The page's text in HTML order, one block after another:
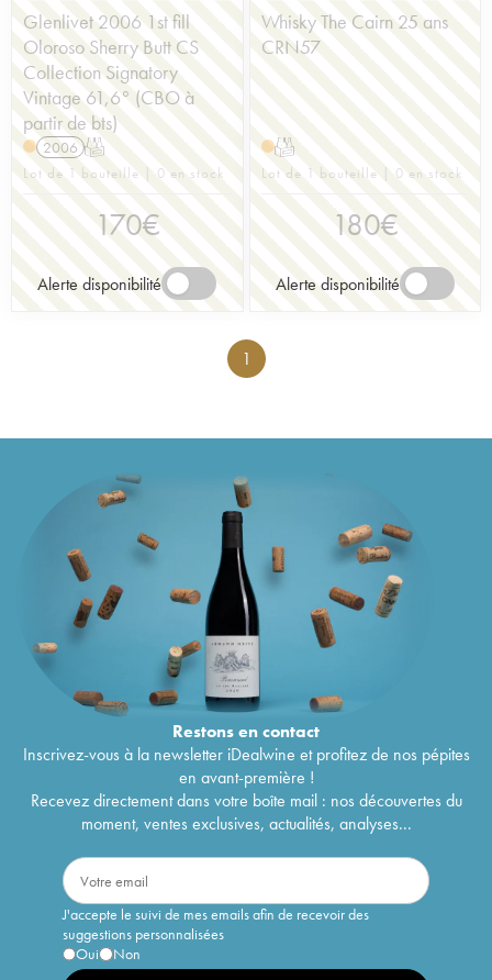
Glenlivet 2006 1st fill
Oloroso Sherry Butt CS
Collection Signatory
Vintage 61,6° (CBO à
partir de bts)
2006 T
Lot de 1 bouteille | 0 en stock
170€
Alerte disponibilité
Whisky The Cairn 25 ans
CRN57
T
Lot de 1 bouteille | 0 en stock
180€
Alerte disponibilité
1
Restons encontact
Inscrivez-vous à la newsletter iDealwine et profitez de nos pépites
en avant-première !
Recevez directement dans votre boîte mail : nos découvertes du
moment, ventes exclusives, actualités, analyses...
J'accepte le suivi de mes emails afin de recevoir des
suggestions personnalisées
Oui
Non